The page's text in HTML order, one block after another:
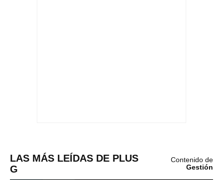
LAS MÁS LEÍDAS DE PLUS
G
Contenido de
Gestión